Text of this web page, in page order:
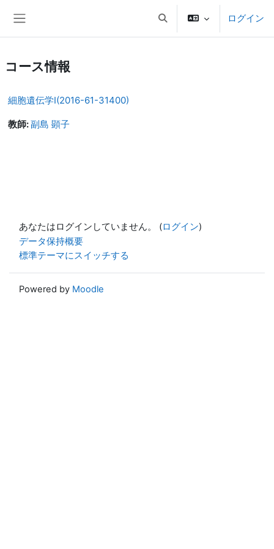
検索入力に切り替えるログイン
コース情報
細胞遺伝学Ⅰ(2016-61-31400)
教師:副島 顕子
あなたはログインしていません。 (ログイン)
データ保持概要
標準テーマにスイッチする
Powered by Moodle